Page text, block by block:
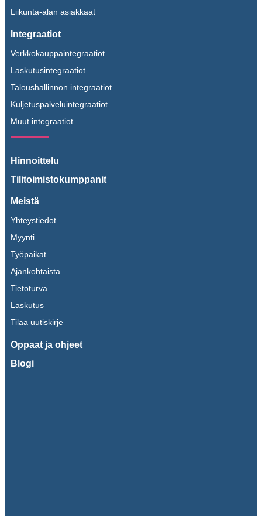
Liikunta-alan asiakkaat
Integraatiot
Verkkokauppaintegraatiot
Laskutusintegraatiot
Taloushallinnon integraatiot
Kuljetuspalveluintegraatiot
Muut integraatiot
Hinnoittelu
Tilitoimistokumppanit
Meistä
Yhteystiedot
Myynti
Työpaikat
Ajankohtaista
Tietoturva
Laskutus
Tilaa uutiskirje
Oppaat ja ohjeet
Blogi